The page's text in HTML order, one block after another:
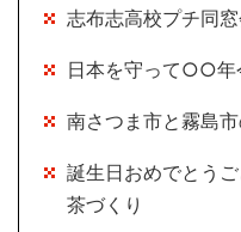
志布志高校プチ同
日本を守って○○年
南さつま市と霧島
誕生日おめでとう
茶づくり